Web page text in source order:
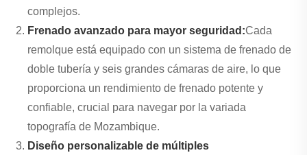
complejos.
Frenado avanzado para mayor seguridad:Cada
remolque está equipado con un sistema de frenado de
doble tubería y seis grandes cámaras de aire, lo que
proporciona un rendimiento de frenado potente y
confiable, crucial para navegar por la variada
topografía de Mozambique.
Diseño personalizable de múltiples